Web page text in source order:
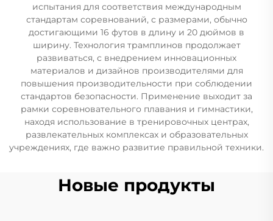
испытания для соответствия международным
стандартам соревнований, с размерами, обычно
достигающими 16 футов в длину и 20 дюймов в
ширину. Технология трамплинов продолжает
развиваться, с внедрением инновационных
материалов и дизайнов производителями для
повышения производительности при соблюдении
стандартов безопасности. Применение выходит за
рамки соревновательного плавания и гимнастики,
находя использование в тренировочных центрах,
развлекательных комплексах и образовательных
учреждениях, где важно развитие правильной техники.
Новые продукты